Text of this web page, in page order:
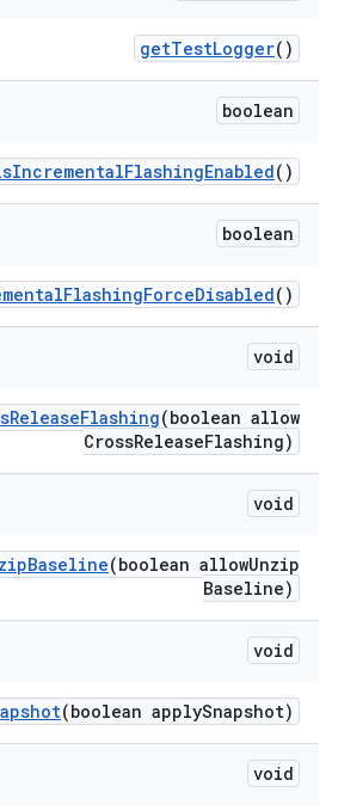
getTestLogger()
boolean
IncrementalFlashingEnabled()
boolean
FlashingForceDisabled()
void
ReleaseFlashing(boolean allow
CrossReleaseFlashing)
void
Baseline(boolean allowUnzip
Baseline)
void
(boolean applySnapshot)
void